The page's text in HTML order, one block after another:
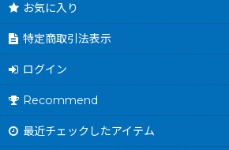
お気に入り
特定商取引法表示
ログイン
Recommend
最近チェックしたアイテム